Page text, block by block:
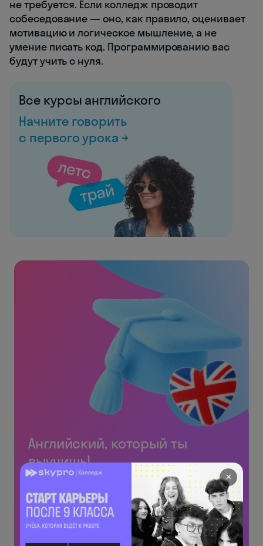
не требуется. Если колледж проводит
собеседование — оно, как правило, оценивает
мотивацию и логическое мышление, а не
умение писать код. Программированию вас
будут учить с нуля.
Все курсы английского
Начните говорить
с первого урока →
Английский, который ты
выучишь!
Обычно мы даём эти материалы за деньги.
Но тебе ⬇️
Бесплатно
✕